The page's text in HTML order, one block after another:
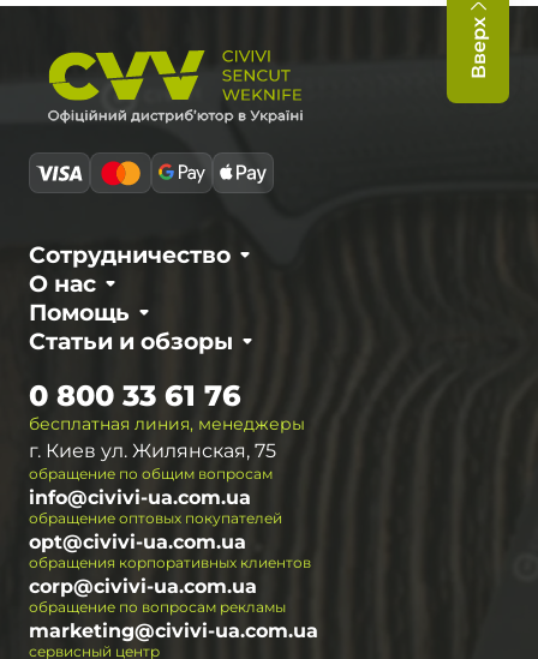
Вверх
О нас
Сотрудничество
Статьи и обзоры
Помощь
бесплатная линия, менеджеры
0 800 33 61 76
г. Киев ул. Жилянская, 75
обращение по общим вопросам
info@civivi-ua.com.ua
обращение оптовых покупателей
opt@civivi-ua.com.ua
обращения корпоративных клиентов
corp@civivi-ua.com.ua
обращение по вопросам рекламы
marketing@civivi-ua.com.ua
сервисный центр